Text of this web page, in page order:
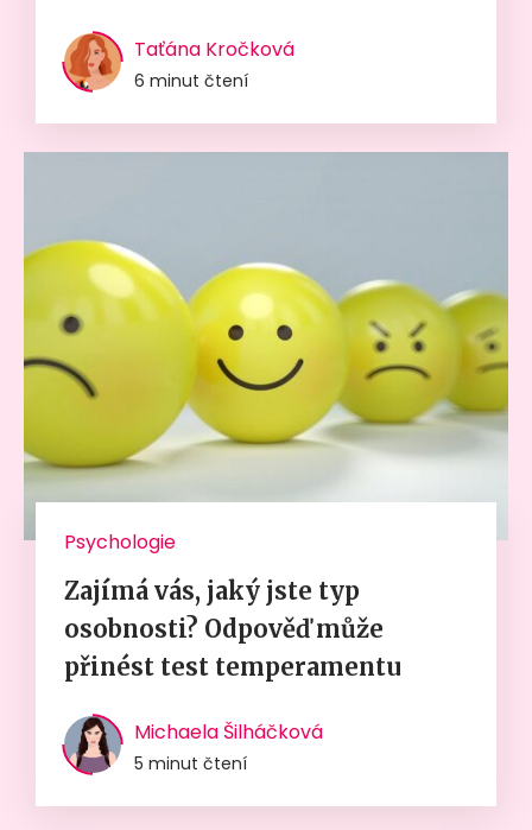
Taťána Kročková
6 minut čtení
Psychologie
Zajímá vás, jaký jste typ
osobnosti? Odpověď může
přinést test temperamentu
Michaela Šilháčková
5 minut čtení